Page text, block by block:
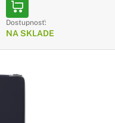
Dostupnosť:
NA SKLADE